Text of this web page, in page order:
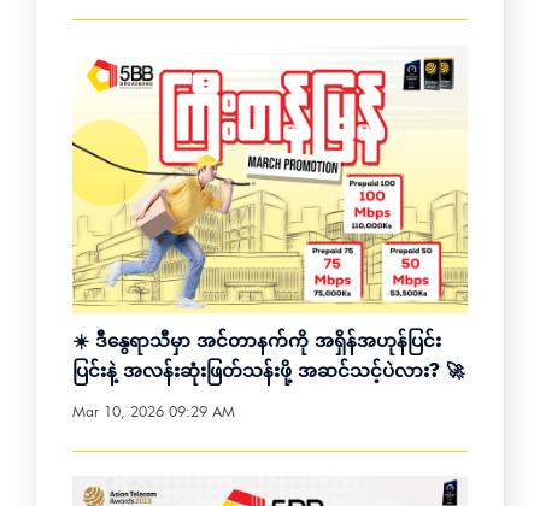
☀️ ဒီနွေရာသီမှာ အင်တာနက်ကို အရှိန်အဟုန်ပြင်း
ပြင်းနဲ့ အလန်းဆုံးဖြတ်သန်းဖို့ အဆင်သင့်ပဲလား? 🚀
Mar 10, 2026 09:29 AM